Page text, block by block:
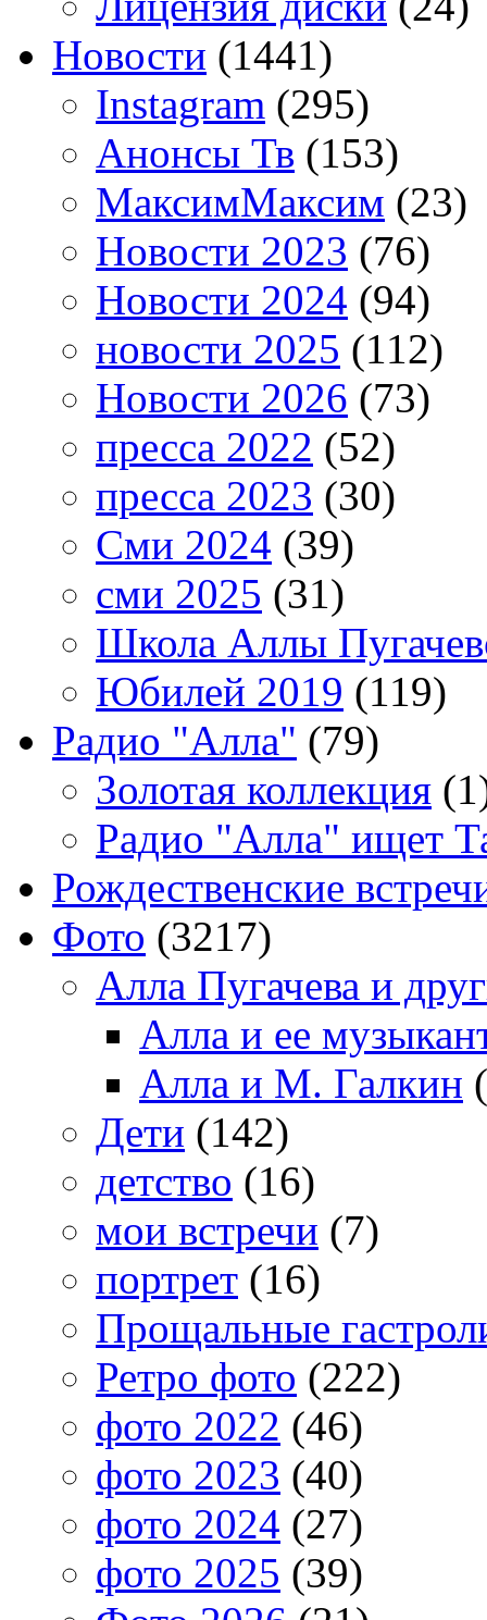
Новости (1441)
Instagram (295)
Анонсы Тв (153)
МаксимМаксим (23)
Новости 2023 (76)
Новости 2024 (94)
новости 2025 (112)
Новости 2026 (73)
пресса 2022 (52)
пресса 2023 (30)
Сми 2024 (39)
сми 2025 (31)
Школа Аллы
Юбилей 2019 (119)
Радио "Алла" (79)
Золотая коллекция
Радио "Алла" ищет
Рождественские
Фото (3217)
Алла Пугачева и
Алла и ее
Алла и М. Галкин
Дети (142)
детство (16)
мои встречи (7)
портрет (16)
Прощальные
Ретро фото (222)
фото 2022 (46)
фото 2023 (40)
фото 2024 (27)
фото 2025 (39)